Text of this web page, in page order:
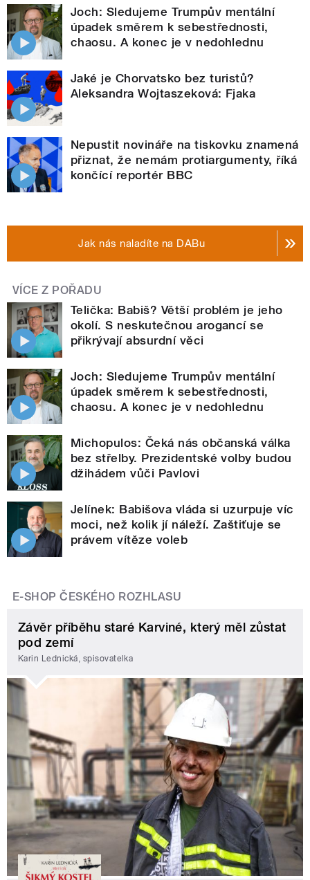
Joch: Sledujeme Trumpův mentální
úpadek směrem k sebestřednosti,
chaosu. A konec je v nedohlednu
Jaké je Chorvatsko bez turistů?
Aleksandra Wojtaszeková: Fjaka
Nepustit novináře na tiskovku znamená
přiznat, že nemám protiargumenty, říká
končící reportér BBC
Jak nás naladíte na DABu
VÍCE Z POŘADU
Telička: Babiš? Větší problém je jeho
okolí. S neskutečnou arogancí se
přikrývají absurdní věci
Joch: Sledujeme Trumpův mentální
úpadek směrem k sebestřednosti,
chaosu. A konec je v nedohlednu
Michopulos: Čeká nás občanská válka
bez střelby. Prezidentské volby budou
džihádem vůči Pavlovi
Jelínek: Babišova vláda si uzurpuje víc
moci, než kolik jí náleží. Zaštiťuje se
právem vítěze voleb
E-SHOP ČESKÉHO ROZHLASU
Závěr příběhu staré Karviné, který měl zůstat
pod zemí
Karin Lednická, spisovatelka